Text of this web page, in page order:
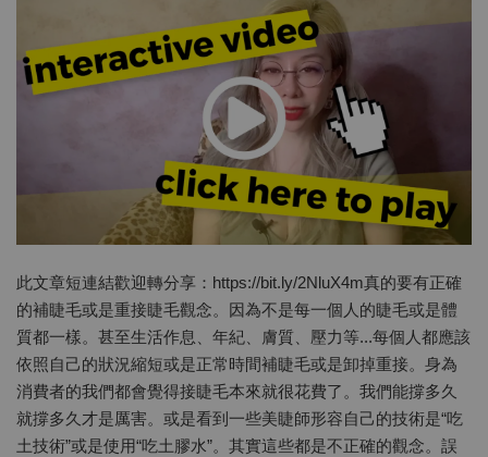
此文章短連結歡迎轉分享：https://bit.ly/2NluX4m真的要有正確
的補睫毛或是重接睫毛觀念。因為不是每一個人的睫毛或是體
質都一樣。甚至生活作息、年紀、膚質、壓力等...每個人都應該
依照自己的狀況縮短或是正常時間補睫毛或是卸掉重接。身為
消費者的我們都會覺得接睫毛本來就很花費了。我們能撐多久
就撐多久才是厲害。或是看到一些美睫師形容自己的技術是“吃
土技術”或是使用“吃土膠水”。其實這些都是不正確的觀念。誤